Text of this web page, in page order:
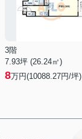
3階
7.93坪 (26.24㎡)
8万円(10088.27円/坪)